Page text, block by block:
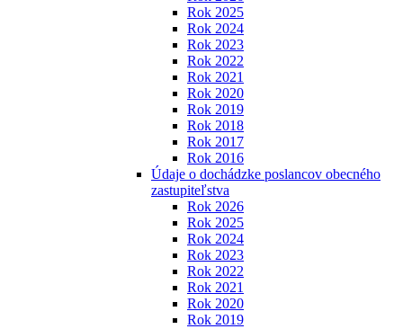
Rok 2025
Rok 2024
Rok 2023
Rok 2022
Rok 2021
Rok 2020
Rok 2019
Rok 2018
Rok 2017
Rok 2016
Údaje o dochádzke poslancov obecného
zastupiteľstva
Rok 2026
Rok 2025
Rok 2024
Rok 2023
Rok 2022
Rok 2021
Rok 2020
Rok 2019